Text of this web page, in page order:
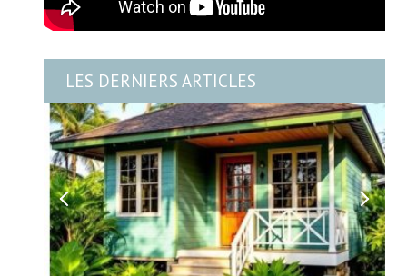
LES DERNIERS ARTICLES